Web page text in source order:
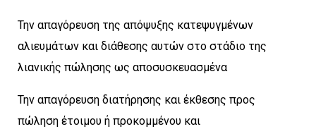
Την απαγόρευση της απόψυξης κατεψυγμένων
αλιευμάτων και διάθεσης αυτών στο στάδιο της
λιανικής πώλησης ως αποσυσκευασμένα
Την απαγόρευση διατήρησης και έκθεσης προς
πώληση έτοιμου ή προκομμένου και